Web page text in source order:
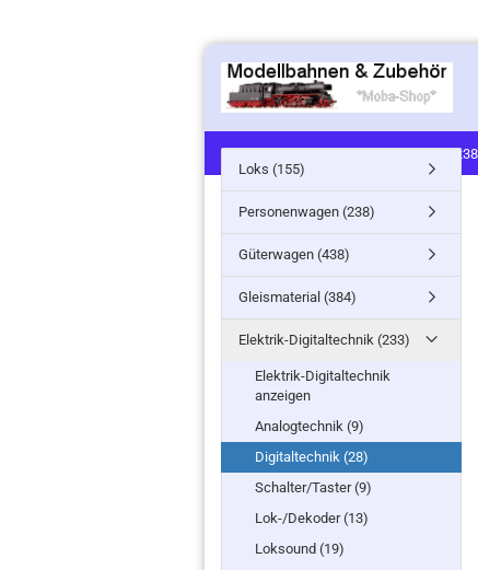
LOKS (155) PERSONENWAGEN
Loks (155)
Personenwagen (238)
Güterwagen (438)
Gleismaterial (384)
Elektrik-Digitaltechnik (233)
Elektrik-Digitaltechnik
anzeigen
Analogtechnik (9)
Digitaltechnik (28)
Schalter/Taster (9)
Lok-/Dekoder (13)
Loksound (19)